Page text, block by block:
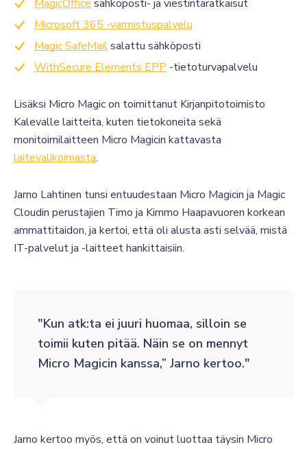
MagicOffice sähköposti- ja viestintäratkaisut
Microsoft 365 -varmistuspalvelu
Magic SafeMailsalattu sähköposti
WithSecure Elements EPP -tietoturvapalvelu
Lisäksi Micro Magic on toimittanut Kirjanpitotoimisto
Kalevalle laitteita, kuten tietokoneita sekä
monitoimilaitteen Micro Magicin kattavasta
laitevalikoimasta.
Jarno Lahtinen tunsi entuudestaan Micro Magicin ja Magic
Cloudin perustajien Timo ja Kimmo Haapavuoren korkean
ammattitaidon, ja kertoi, että oli alusta asti selvää, mistä
IT-palvelut ja -laitteet hankittaisiin.
Kun atk:ta ei juuri huomaa, silloin se
toimii kuten pitää. Näin se on mennyt
Micro Magicin kanssa,” Jarno kertoo.
Jarno kertoo myös, että on voinut luottaa täysin Micro